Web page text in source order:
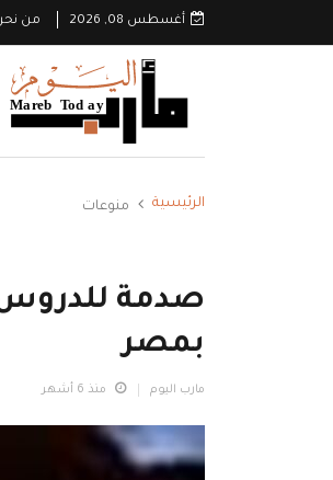
أغسطس 08, 2026 من
الرئيسية منوعات
صدمة
بمصر
مارب اليوم منذ 6 أشهر